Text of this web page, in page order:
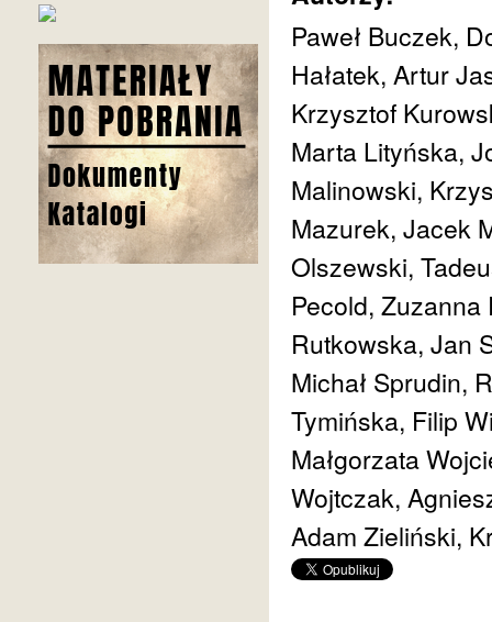
Paweł Buczek,
Hałatek, Artur
Krzysztof
Marta Lityńska,
Malinowski,
Mazurek, Jacek
Olszewski,
Pecold,
Rutkowska, Jan
Michał Sprudin,
Tymińska, Filip
Małgorzata
Wojtczak,
Adam Zieliński,